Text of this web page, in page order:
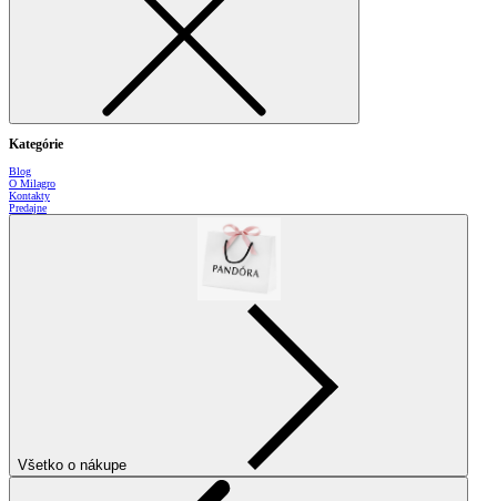
Kategórie
Blog
O Milagro
Kontakty
Predajne
Všetko o nákupe